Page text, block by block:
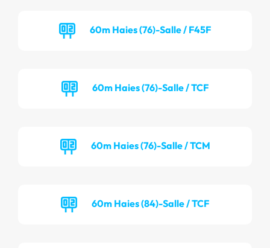
60m Haies (76)-Salle / F45F
60m Haies (76)-Salle / TCF
60m Haies (76)-Salle / TCM
60m Haies (84)-Salle / TCF